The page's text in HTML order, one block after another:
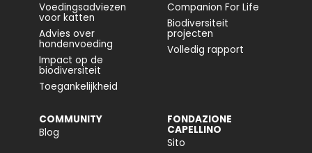
Voedingsadviezen
voor katten
Advies over
hondenvoeding
Impact op de
biodiversiteit
Toegankelijkheid
Companion For Life
Biodiversiteit
projecten
Volledig rapport
COMMUNITY
Blog
FONDAZIONE
CAPELLINO
Sito